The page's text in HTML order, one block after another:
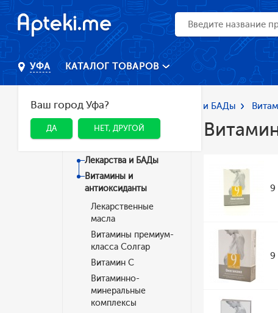
УФА
Ваш город Уфа?
ДА НЕТ, ДРУГОЙ
КАТАЛОГ ТОВАРОВ
Главная Каталог Лекарства и БАДы
Категории
Лекарства и БАДы
Витамины и
антиоксиданты
Лекарственные
масла
Витамины премиум-
класса Солгар
Витамин C
Витаминно-
минеральные
комплексы
9
9